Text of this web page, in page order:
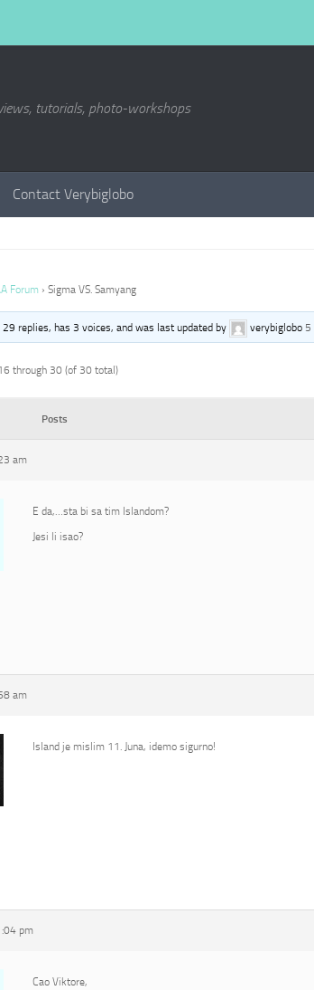
tutorials, photo-workshops
Contact Verybiglobo
Forum › Sigma VS. Samyang
replies, has 3 voices, and was last updated by verybiglobo 5
through 30 (of 30 total)
Posts
am
E da,…sta bi sa tim Islandom?
Jesi li isao?
am
Island je mislim 11. Juna, idemo sigurno!
pm
Cao Viktore,